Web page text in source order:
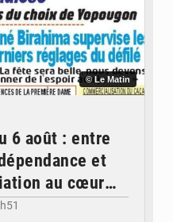
© Le Matin
6 août : entre
et
au cœur